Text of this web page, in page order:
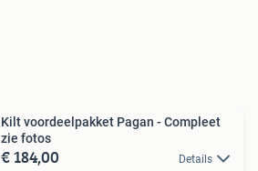
Kilt voordeelpakket Pagan - Compleet
zie fotos
€ 184,00 Details